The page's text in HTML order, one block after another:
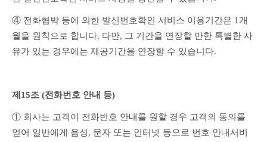
④ 전화협박 등에 의한 발신번호확인 서비스 이용기간은 1개
월을 원칙으로 합니다. 다만, 그 기간을 연장할 만한 특별한 사
유가 있는 경우에는 제공기간을 연장할 수 있습니다.
제15조 (전화번호 안내 등)
① 회사는 고객이 전화번호 안내를 원할 경우 고객의 동의를
얻어 일반에게 음성, 문자 또는 인터넷 등으로 번호 안내서비